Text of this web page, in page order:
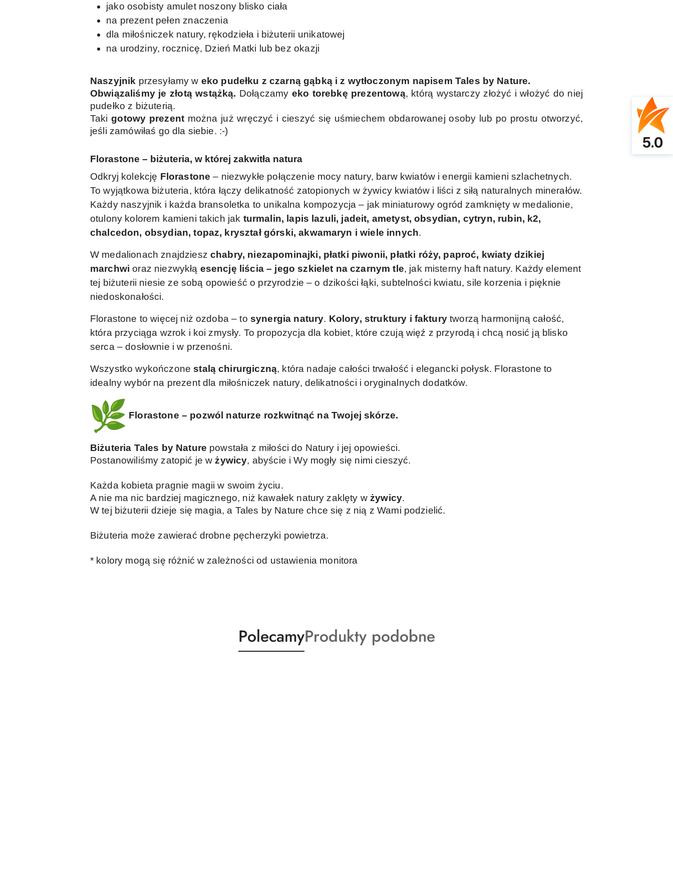
5.0
jako osobisty amulet noszony blisko ciała
na prezent pełen znaczenia
dla miłośniczek natury, rękodzieła i biżuterii unikatowej
na urodziny, rocznicę, Dzień Matki lub bez okazji
Naszyjnik przesyłamy w eko pudełku z czarną gąbką i z wytłoczonym napisem Tales by Nature.
Obwiązaliśmy je złotą wstążką. Dołączamy eko torebkę prezentową, którą wystarczy złożyć i włożyć do niej
pudełko z biżuterią.
Takigotowy prezent można już wręczyć i cieszyć się uśmiechem obdarowanej osoby lub po prostu otworzyć,
jeśli zamówiłaś go dla siebie. :-)
Florastone – biżuteria, w której zakwitła natura
Odkryj kolekcję Florastone – niezwykłe połączenie mocy natury, barw kwiatów i energii kamieni szlachetnych.
To wyjątkowa biżuteria, która łączy delikatność zatopionych w żywicy kwiatów i liści z siłą naturalnych minerałów.
Każdy naszyjnik i każda bransoletka to unikalna kompozycja – jak miniaturowy ogród zamknięty w medalionie,
otulony kolorem kamieni takich jak turmalin, lapis lazuli, jadeit, ametyst, obsydian, cytryn, rubin, k2,
chalcedon, obsydian, topaz, kryształ górski, akwamaryn i wiele innych.
W medalionach znajdziesz chabry, niezapominajki, płatki piwonii, płatki róży, paproć, kwiaty dzikiej
marchwi oraz niezwykłą esencję liścia – jego szkielet na czarnym tle, jak misterny haft natury. Każdy element
tej biżuterii niesie ze sobą opowieść o przyrodzie – o dzikości łąki, subtelności kwiatu, sile korzenia i pięknie
niedoskonałości.
Florastone to więcej niż ozdoba – to synergia natury. Kolory, struktury i fakturytworzą harmonijną całość,
która przyciąga wzrok i koi zmysły. To propozycja dla kobiet, które czują więź z przyrodą i chcą nosić ją blisko
serca – dosłownie i w przenośni.
Wszystko wykończonestalą chirurgiczną, która nadaje całości trwałość i elegancki połysk. Florastone to
idealny wybór na prezent dla miłośniczek natury, delikatności i oryginalnych dodatków.
Florastone – pozwól naturze rozkwitnąć na Twojej skórze.
Biżuteria Tales by Nature powstała z miłości do Natury i jej opowieści.
Postanowiliśmy zatopić je wżywicy, abyście i Wy mogły się nimi cieszyć.
Każda kobieta pragnie magii w swoim życiu.
A nie ma nic bardziej magicznego, niż kawałek natury zaklęty wżywicy.
W tej biżuterii dzieje się magia, a Tales by Nature chce się z nią z Wami podzielić.
Biżuteria może zawierać drobne pęcherzyki powietrza.
* kolory mogą się różnić w zależności od ustawienia monitora
Produkty
o
PolecamyProdukty
o
Produkty podobne